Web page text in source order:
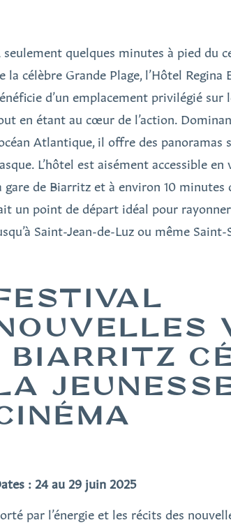
seulement quelques minutes à pied du
la célèbre Grande Plage, l’Hôtel
d’un emplacement privilégié sur
en étant au cœur de l’action.
Atlantique, il offre des panoramas
L’hôtel est aisément accessible
gare de Biarritz et à environ 10 minutes
un point de départ idéal pour
Saint-Jean-de-Luz ou même
BIARRITZ
: 24 au 29 juin 2025
par l’énergie et les récits des